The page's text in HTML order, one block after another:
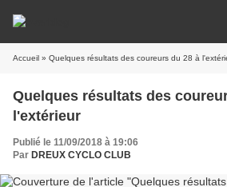
Accueil » Quelques résultats des coureurs du 28 à
Quelques résultats des
l'extérieur
Publié le 11/09/2018 à 19:06
Par DREUX CYCLO CLUB